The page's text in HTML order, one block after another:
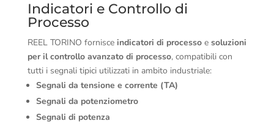
Indicatori e Controllo di
Processo
REEL TORINO fornisce indicatori di processoe soluzioni
per il controllo avanzato di processo, compatibili con
tutti i segnali tipici utilizzati in ambito industriale:
Segnali da tensione e corrente (TA)
Segnali da potenziometro
Segnali di potenza